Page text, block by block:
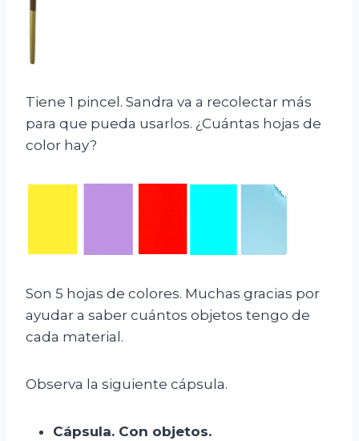
Tiene 1 pincel. Sandra va a recolectar más
para que pueda usarlos. ¿Cuántas hojas de
color hay?
Son 5 hojas de colores. Muchas gracias por
ayudar a saber cuántos objetos tengo de
cada material.
Observa la siguiente cápsula.
Cápsula. Con objetos.